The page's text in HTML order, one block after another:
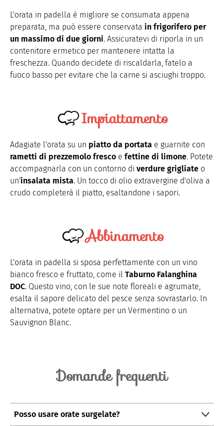
L'orata in padella è migliore se consumata appena
preparata, ma può essere conservata in frigorifero per
un massimo di due giorni. Assicuratevi di riporla in un
contenitore ermetico per mantenere intatta la
freschezza. Quando decidete di riscaldarla, fatelo a
fuoco basso per evitare che la carne si asciughi troppo.
Impiattamento
Adagiate l'orata su un piatto da portata e guarnite con
rametti di prezzemolo fresco e fettine di limone. Potete
accompagnarla con un contorno di verdure grigliate o
un'insalata mista. Un tocco di olio extravergine d'oliva a
crudo completerà il piatto, esaltandone i sapori.
Abbinamento
L'orata in padella si sposa perfettamente con un vino
bianco fresco e fruttato, come il Taburno Falanghina
DOC. Questo vino, con le sue note floreali e agrumate,
esalta il sapore delicato del pesce senza sovrastarlo. In
alternativa, potete optare per un Vermentino o un
Sauvignon Blanc.
Domande frequenti
Posso usare orate surgelate?